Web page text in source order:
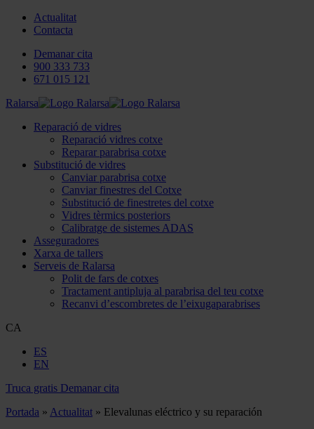
Actualitat
Contacta
Demanar cita
900 333 733
671 015 121
Ralarsa
Reparació de vidres
Reparació vidres cotxe
Reparar parabrisa cotxe
Substitució de vidres
Canviar parabrisa cotxe
Canviar finestres del Cotxe
Substitució de finestretes del cotxe
Vidres tèrmics posteriors
Calibratge de sistemes ADAS
Asseguradores
Xarxa de tallers
Serveis de Ralarsa
Polit de fars de cotxes
Tractament antipluja al parabrisa del teu cotxe
Recanvi d’escombretes de l’eixugaparabrises
CA
ES
EN
Truca gratis Demanar cita
Portada » Actualitat » Elevalunas eléctrico y su reparación